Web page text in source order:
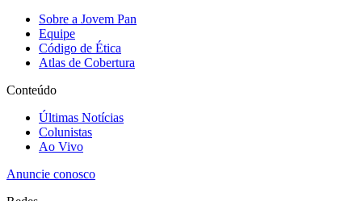
Sobre a Jovem Pan
Equipe
Código de Ética
Atlas de Cobertura
Conteúdo
Últimas Notícias
Colunistas
Ao Vivo
Anuncie conosco